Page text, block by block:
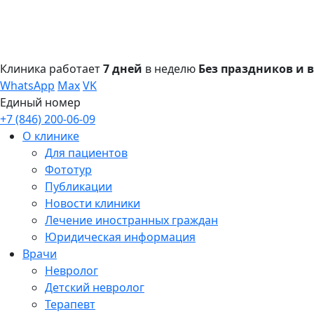
Клиника работает7 дней в неделю Без праздников и
WhatsApp MaxVK
Единый номер
+7 (846) 200-06-09
О клинике
Для пациентов
Фототур
Публикации
Новости клиники
Лечение иностранных граждан
Юридическая информация
Врачи
Невролог
Детский невролог
Терапевт